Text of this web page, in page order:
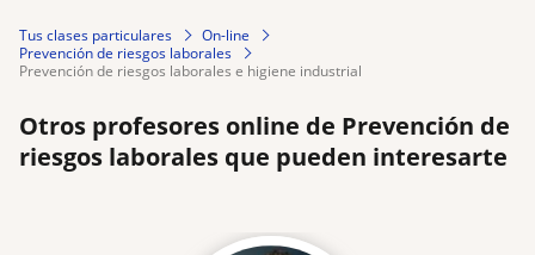
Tus clases particulares
On-line
Prevención de riesgos laborales
prevención de riesgos laborales e higiene industrial
Otros profesores online de Prevención de
riesgos laborales que pueden interesarte